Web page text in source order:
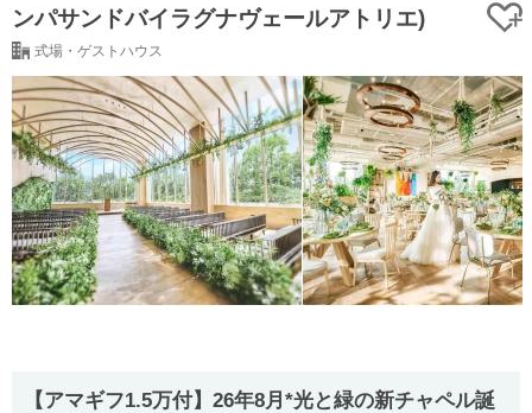
ンパサンドバイラグナヴェールアトリエ)
式場・ゲストハウス
【アマギフ1.5万付】26年8月*光と緑の新チャペル誕